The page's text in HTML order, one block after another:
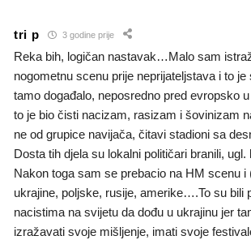
tri p 3 godine prije
Reka bih, logičan nastavak…Malo sam
nogometnu scenu prije neprijateljstava i to
tamo događalo, neposredno pred evropsko
to je bio čisti nacizam, rasizam i šovinizam
ne od grupice navijača, čitavi stadioni sa
Dosta tih djela su lokalni političari branili,
Nakon toga sam se prebacio na HM scenu i
ukrajine, poljske, rusije, amerike….To su bili
nacistima na svijetu da dođu u ukrajinu jer
izražavati svoje mišljenje, imati svoje